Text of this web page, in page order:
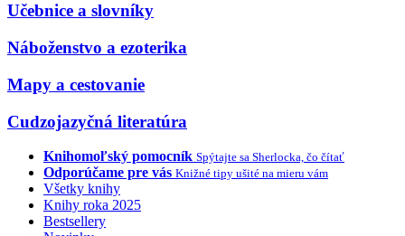
Učebnice a slovníky
Náboženstvo a ezoterika
Mapy a cestovanie
Cudzojazyčná literatúra
Knihomoľský pomocník Spýtajte sa Sherlocka, čo čítať
Odporúčame pre vás Knižné tipy ušité na mieru vám
Všetky knihy
Knihy roka 2025
Bestsellery